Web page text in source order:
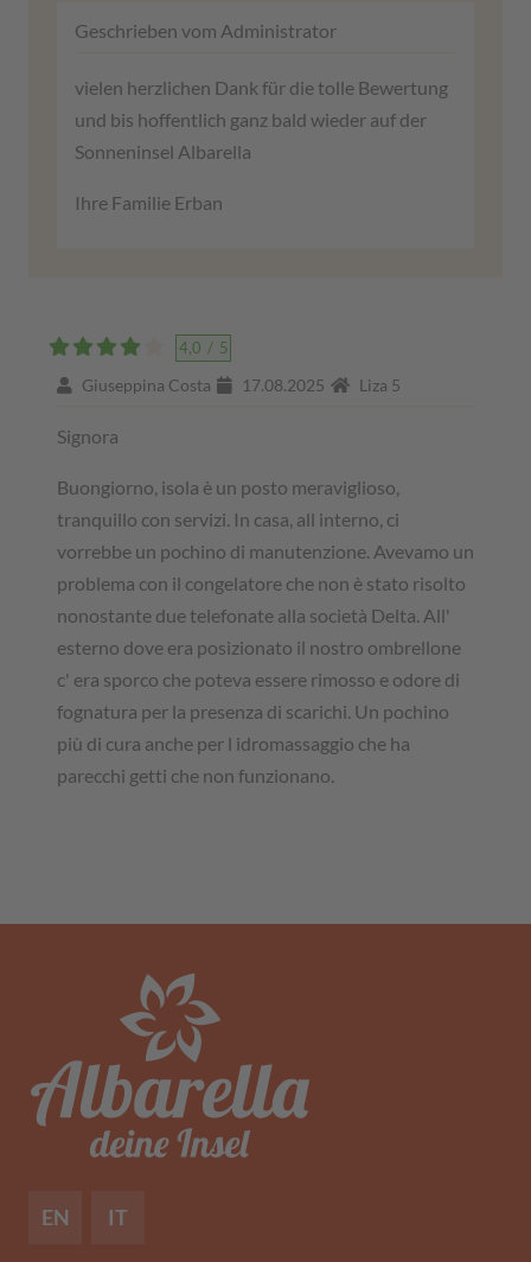
Geschrieben vom Administrator
vielen herzlichen Dank für die tolle Bewertung
und bis hoffentlich ganz bald wieder auf der
Sonneninsel Albarella
Ihre Familie Erban
4,0 / 5
Giuseppina Costa 17.08.2025 Liza 5
Signora
Buongiorno, isola è un posto meraviglioso,
tranquillo con servizi. In casa, all interno, ci
vorrebbe un pochino di manutenzione. Avevamo un
problema con il congelatore che non è stato risolto
nonostante due telefonate alla società Delta. All'
esterno dove era posizionato il nostro ombrellone
c' era sporco che poteva essere rimosso e odore di
fognatura per la presenza di scarichi. Un pochino
più di cura anche per l idromassaggio che ha
parecchi getti che non funzionano.
EN IT